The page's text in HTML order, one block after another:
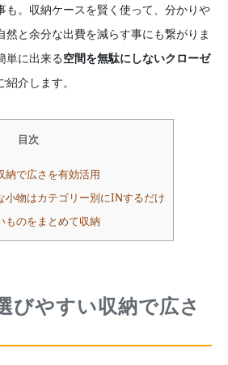
も。収納ケースを賢く使って、分かりや
然と余分な出費を減らす事にも繋がりま
単に出来る空間を無駄にしないクローゼ
紹介します。
目次
納で広さを有効活用
小物はカテゴリー別にINするだけ
ものをまとめて収納
びやすい収納で広さ